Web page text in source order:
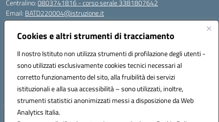
Cookies e altri strumenti di tracciamento
Il nostro Istituto non utilizza strumenti di profilazione degli utenti -
sono utilizzati esclusivamente cookies tecnici necessari al
corretto funzionamento del sito, alla fruibilità dei servizi
istituzionali e alla sua accessibilità – sono utilizzati, inoltre,
strumenti statistici anonimizzati messi a disposizione da Web
Analytics Italia.
Centralino:0803741816 - corso serale 3381807642
Email: BATD220004@istruzione.it
Posta elettronica certificata (PEC):batd220004@pec.istruzione.it
Codice fiscale: 93062840728
Codice meccanografico:BATD220004
Codice Indice delle Pubbliche Amministrazioni (IPA): itcvg
Codice unico di fatturazione (CUF): UFIJVU
la scuola è raggiungibile anche al numero: ☎️ 3520316918
Hosting & Powered by 3D Solution S.r.l.